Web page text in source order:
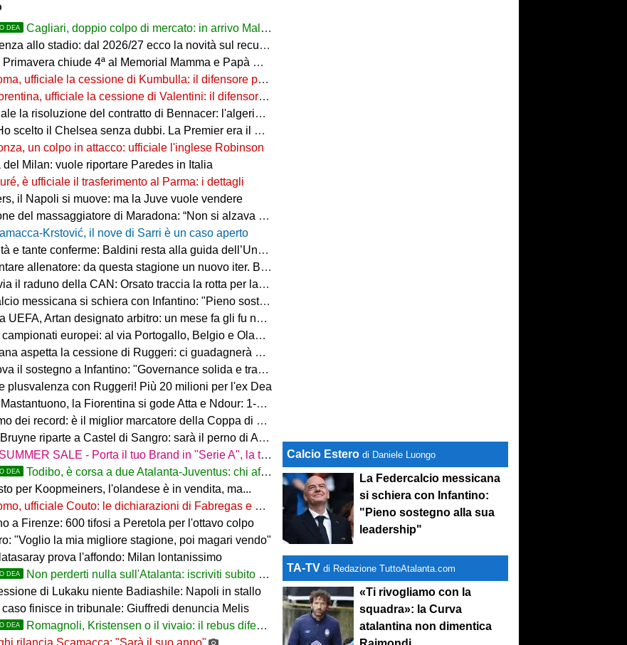
DEA Cagliari, doppio colpo di mercato: in arrivo Maldini e Kevin Carlos
allo stadio: dal 2026/27 ecco la novità sul recupero
chiude 4ª al Memorial Mamma e Papà Cairo
ufficiale la cessione di Kumbulla: il difensore passa al Rayo Vallecano
ufficiale la cessione di Valentini: il difensore passa al Deportivo Alavés
risoluzione del contratto di Bennacer: l'algerino saluta dopo sette anni
il Chelsea senza dubbi. La Premier era il mio sogno"
un colpo in attacco: ufficiale l'inglese Robinson
del Milan: vuole riportare Paredes in Italia
è ufficiale il trasferimento al Parma: i dettagli
il Napoli si muove: ma la Juve vuole vendere
massaggiatore di Maradona: “Non si alzava dal letto, ero preoccupato”
Krstović, il nove di Sarri è un caso aperto
e tante conferme: Baldini resta alla guida dell’Under 21
da questa stagione un nuovo iter. Beretta: “Un percorso più organico”
raduno della CAN: Orsato traccia la rotta per la nuova stagione
si schiera con Infantino: "Pieno sostegno alla sua leadership"
Artan designato arbitro: un mese fa gli fu negato l'ingresso negli Stati Uniti
europei: al via Portogallo, Belgio e Olanda
aspetta la cessione di Ruggeri: ci guadagnerà qualcosa
il sostegno a Infantino: "Governance solida e trasparente"
plusvalenza con Ruggeri! Più 20 milioni per l'ex Dea
la Fiorentina si gode Atta e Ndour: 1-1 col Deportivo
dei record: è il miglior marcatore della Coppa di Lega
riparte a Castel di Sangro: sarà il perno di Allegri
SUMMER SALE - Porta il tuo Brand in "Serie A", la tua azienda e professione titolare nel cuore dell'Atalanta
DEA Todibo, è corsa a due Atalanta-Juventus: chi affonderà il colpo?
per Koopmeiners, l'olandese è in vendita, ma...
ufficiale Couto: le dichiarazioni di Fabregas e del brasiliano
a Firenze: 600 tifosi a Peretola per l'ottavo colpo
"Voglio la mia migliore stagione, poi magari vendo"
prova l'affondo: Milan lontanissimo
DEA Non perderti nulla sull'Atalanta: iscriviti subito al nostro canale WhatsApp!
di Lukaku niente Badiashile: Napoli in stallo
caso finisce in tribunale: Giuffredi denuncia Melis
DEA Romagnoli, Kristensen o il vivaio: il rebus difesa dell'Atalanta
Calcio Estero di Daniele Luongo
La Federcalcio messicana
si schiera con Infantino:
"Pieno sostegno alla sua
leadership"
TA-TVdi Redazione TuttoAtalanta.com
«Ti rivogliamo con la
squadra»: la Curva
atalantina non dimentica